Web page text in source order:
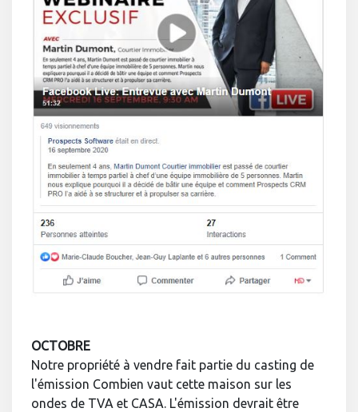
OCTOBRE
Notre propriété à vendre fait partie du casting de
l'émission Combien vaut cette maison sur les
ondes de TVA et CASA. L'émission devrait être